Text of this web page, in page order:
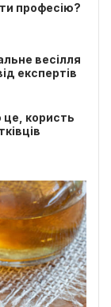
професію?
весілля
експертів
це, користь